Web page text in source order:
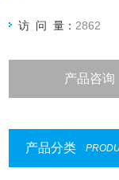
访 问 量： 2862
产品咨询
产品分类